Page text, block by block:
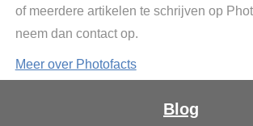
of meerdere artikelen te schrijven op
neem dan contact op.
Meer over Photofacts
Blog